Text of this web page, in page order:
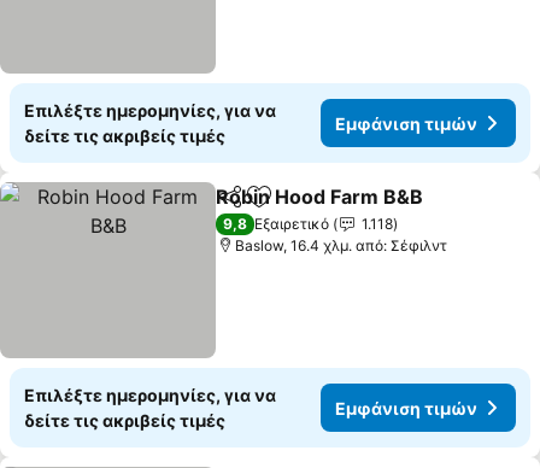
Επιλέξτε ημερομηνίες, για να
δείτε τις ακριβείς τιμές
Εμφάνιση τιμών
Κοινοποίηση
Προσθήκη στα αγαπημένα
Robin Hood Farm B&B
9,8 Εξαιρετικό
1.118
Baslow, 16.4 χλμ. από: Σέφιλντ
Επιλέξτε ημερομηνίες, για να
δείτε τις ακριβείς τιμές
Εμφάνιση τιμών